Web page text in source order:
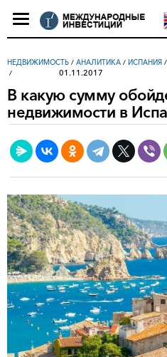
НЕДВИЖИМОСТЬ / АНАЛИТИКА / ИСПАНИЯ /
01.11.2017
В какую сумму
недвижимости в